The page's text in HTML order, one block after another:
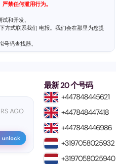
禁任何滥用行为。
和开发。
方式联系我们 电报。我们会在那里为您提
号码查找器。
AGO
unlock
最新 20 个号码
+447848445621
+447848447418
+447848446986
+3197058025932
+3197058025940